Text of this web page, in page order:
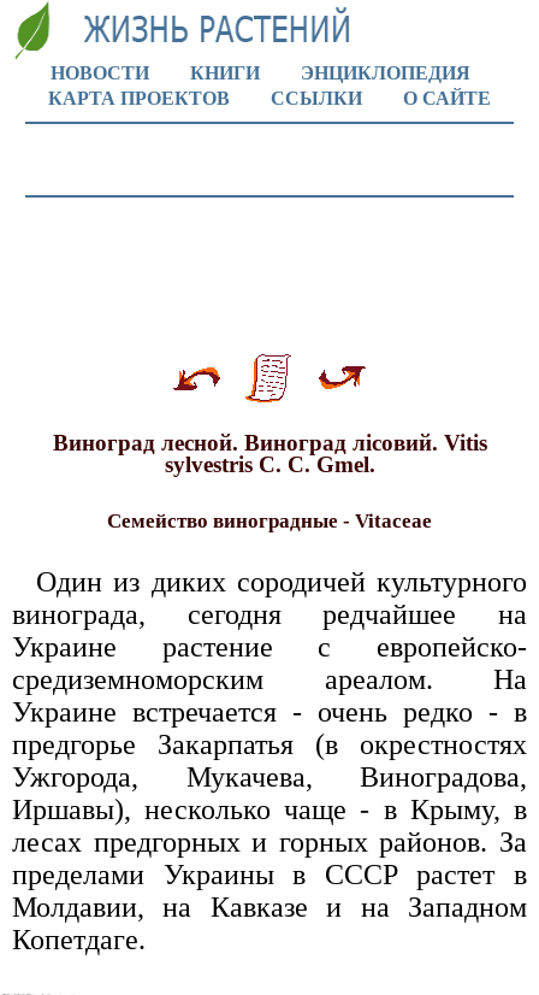
НОВОСТИ КНИГИ
ЭНЦИКЛОПЕДИЯ
КАРТА ПРОЕКТОВ
ССЫЛКИ О САЙТЕ
Виноград лесной. Виноград лiсовий. Vitis
sylvestris C. C. Gmel.
Семейство виноградные - Vitaceae
Один из диких сородичей культурного
винограда, сегодня редчайшее на
Украине растение с европейско-
средиземноморским ареалом. На
Украине встречается - очень редко - в
предгорье Закарпатья (в окрестностях
Ужгорода, Мукачева, Виноградова,
Иршавы), несколько чаще - в Крыму, в
лесах предгорных и горных районов. За
пределами Украины в СССР растет в
Молдавии, на Кавказе и на Западном
Копетдаге.